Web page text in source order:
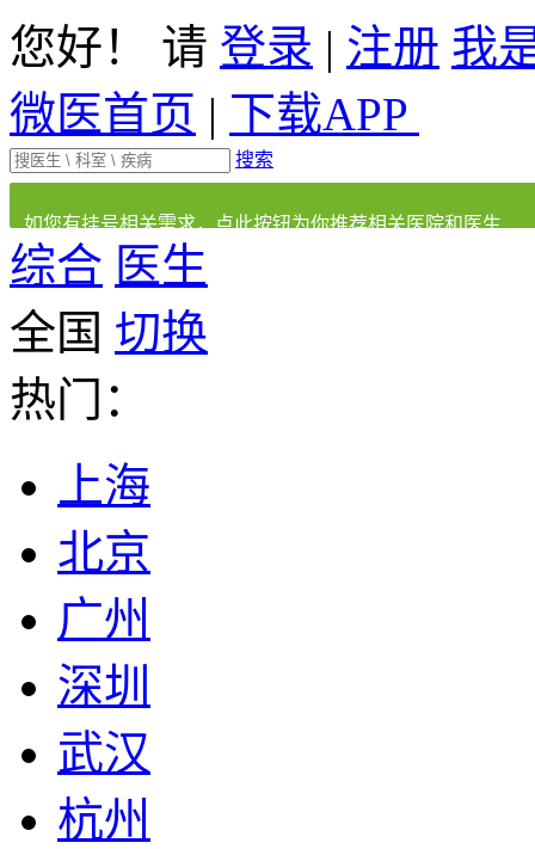
您好！ 请 登录 | 注册 我
微医首页 | 下载APP
搜索
如您有挂号相关需求，点此按钮为你推荐相关医院和医生
综合 医生
全国 切换
热门：
上海
北京
广州
深圳
武汉
杭州